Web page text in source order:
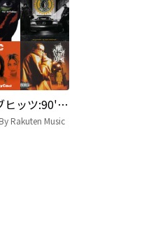
クラブヒッツ:90's R&B/HIP HOP vol.2
Rakuten Music